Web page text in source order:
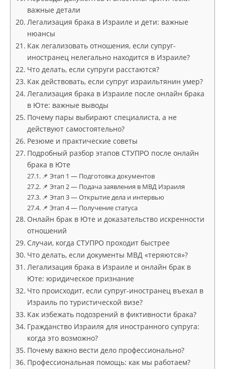
важные детали
Легализация брака в Израиле и дети: важные
нюансы
Как легализовать отношения, если супруг-
иностранец нелегально находится в Израиле?
Что делать, если супруги расстаются?
Как действовать, если супруг израильтянин умер?
Легализация брака в Израиле после онлайн брака
в Юте: важные выводы
Почему пары выбирают специалиста, а не
действуют самостоятельно?
Резюме и практические советы
Подробный разбор этапов СТУПРО после онлайн
брака в Юте
📌 Этап 1 — Подготовка документов
📌 Этап 2 — Подача заявления в МВД Израиля
📌 Этап 3 — Открытие дела и интервью
📌 Этап 4 — Получение статуса
Онлайн брак в Юте и доказательство искренности
отношений
Случаи, когда СТУПРО проходит быстрее
Что делать, если документы МВД «теряются»?
Легализация брака в Израиле и онлайн брак в
Юте: юридическое признание
Что происходит, если супруг-иностранец въехал в
Израиль по туристической визе?
Как избежать подозрений в фиктивности брака?
Гражданство Израиля для иностранного супруга:
когда это возможно?
Почему важно вести дело профессионально?
Профессиональная помощь: как мы работаем?